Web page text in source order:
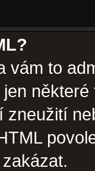
vám to
zneužití